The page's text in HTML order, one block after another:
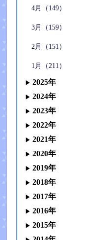
4月（149）
3月（159）
2月（151）
1月（211）
2025年
2024年
2023年
2022年
2021年
2020年
2019年
2018年
2017年
2016年
2015年